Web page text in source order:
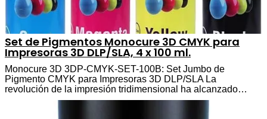
Set de Pigmentos Monocure 3D CMYK para
Impresoras 3D DLP/SLA, 4 x 100 ml.
Monocure 3D 3DP-CMYK-SET-100B: Set Jumbo de
Pigmento CMYK para Impresoras 3D DLP/SLA La
revolución de la impresión tridimensional ha alcanzado…